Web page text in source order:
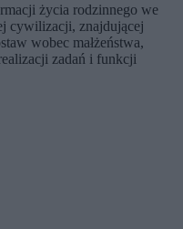
życia rodzinnego we
cywilizacji, znajdującej
wobec małżeństwa,
zadań i funkcji